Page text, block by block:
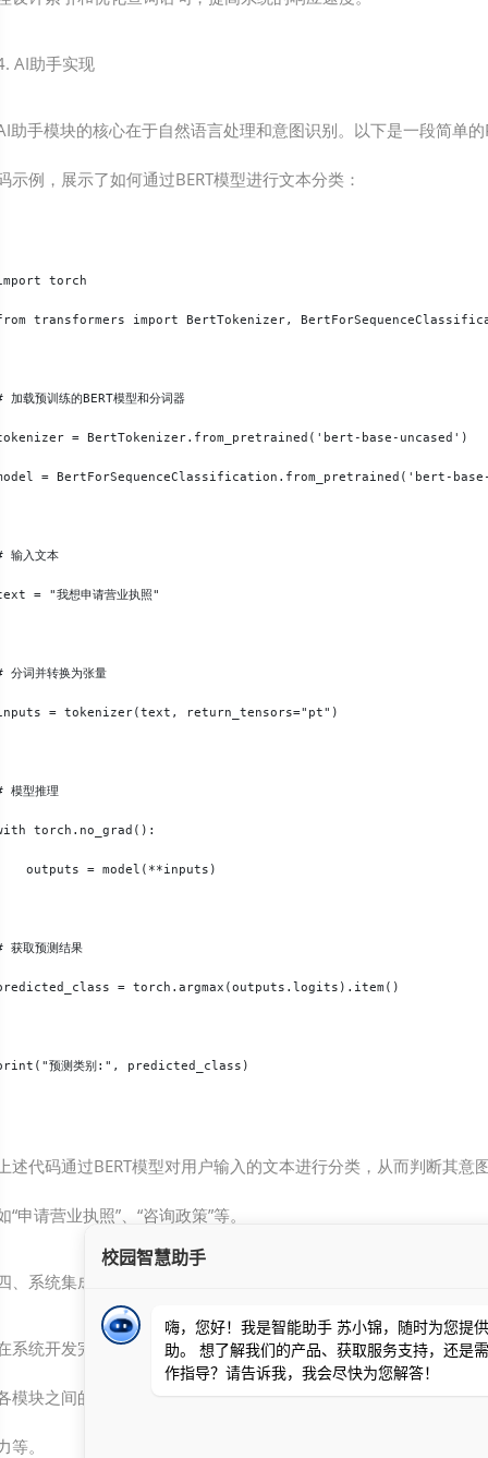
AI助手实现
助手模块的核心在于自然语言处理和意图识别。以下是一段简单
示例，展示了如何通过BERT模型进行文本分类：
torch
transformers import BertTokenizer,
加载预训练的BERT模型和分词器
= BertTokenizer.from_pretrained('bert-base-uncased')
= BertForSequenceClassification.from_pretrained('bert-
输入文本
= "我想申请营业执照"
分词并转换为张量
= tokenizer(text, return_tensors="pt")
模型推理
torch.no_grad():
outputs = model(**inputs)
获取预测结果
= torch.argmax(outputs.logits).item()
预测类别:", predicted_class)
述代码通过BERT模型对用户输入的文本进行分类，从而判断其意
“申请营业执照”、“咨询政策”等。
、系统集成与测试
系统开发完成后，需要进行全面的集成测试和性能测试。集成测
模块之间的协作是否正常，而性能测试则关注系统的响应速度、
等。